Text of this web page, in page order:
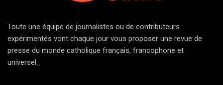
Toute une équipe de journalistes ou de contributeurs
expérimentés vont chaque jour vous proposer une revue de
presse du monde catholique français, francophone et
universel.